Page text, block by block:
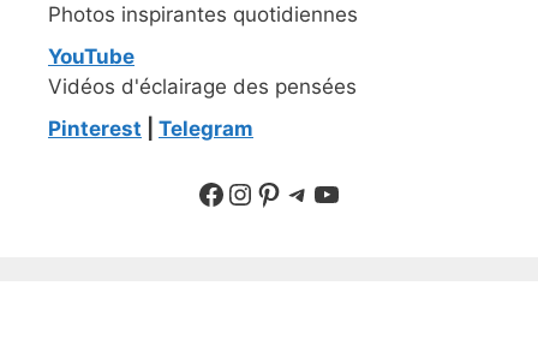
Photos inspirantes quotidiennes
YouTube
Vidéos d'éclairage des pensées
Pinterest
Telegram
Suivre sur Facebook
Suivre sur Instagram
Pinterest
Sur Telegram
YouTube